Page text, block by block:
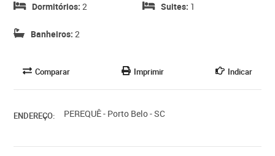
Dormitórios: 2
Banheiros: 2
Suites: 1
Comparar Imprimir Indicar
ENDEREÇO: PEREQUÊ - Porto Belo - SC